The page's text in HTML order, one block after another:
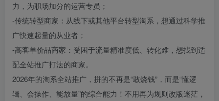
力，为职场加分的运营专员；
-传统转型商家：从线下或其他平台转型淘系，想通过科学推
广快速起量的从业者；
-高客单价品商家：受困于流量精准度低、转化难，想找到适
配全站推广打法的商家。
2026年的淘系全站推广，拼的不再是“敢烧钱”，而是“懂逻
辑、会操作、能放量”的综合能力！不用再为规则改版迷茫，